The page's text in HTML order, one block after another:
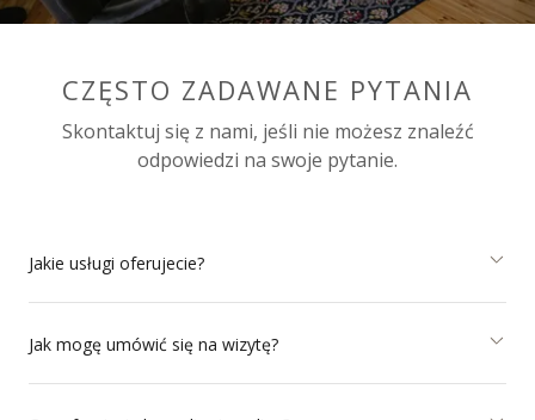
CZĘSTO ZADAWANE PYTANIA
Skontaktuj się z nami, jeśli nie możesz znaleźć
odpowiedzi na swoje pytanie.
Jakie usługi oferujecie?
Jak mogę umówić się na wizytę?